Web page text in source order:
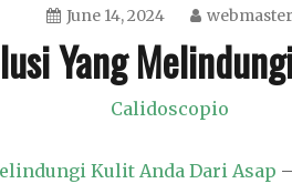
June 14, 2024 webmaster
Yang
Calidoscopio
Kulit Anda Dari Asap